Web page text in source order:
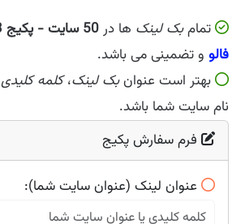
تمامبک لینک ها در 50 سایت - پکیج 3
فالو و تضمینی می باشد.
بهتر است عنوانبک لینک،کلمه کلیدی
نام سایت شما باشد.
فرم سفارش پکیج
عنوان لینک (عنوان سایت شما):